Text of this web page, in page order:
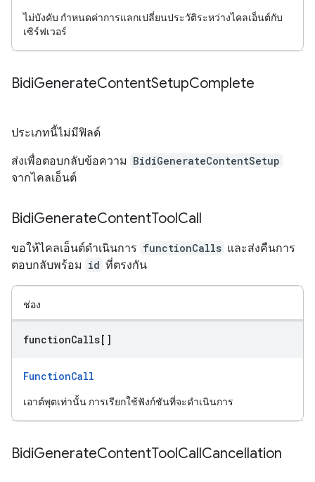
ไม่บังคับ กำหนดค่าการแลกเปลี่ยนประวัติระหว่างไคลเอ็นต์กับ
เซิร์ฟเวอร์
BidiGenerateContentSetupComplete
ประเภทนี้ไม่มีฟิลด์
ส่งเพื่อตอบกลับข้อความ BidiGenerateContentSetup
จากไคลเอ็นต์
BidiGenerateContentToolCall
ขอให้ไคลเอ็นต์ดำเนินการ functionCalls และส่งคืนการ
ตอบกลับพร้อม id ที่ตรงกัน
ช่อง
functionCalls[]
FunctionCall
เอาต์พุตเท่านั้น การเรียกใช้ฟังก์ชันที่จะดำเนินการ
BidiGenerateContentToolCallCancellation